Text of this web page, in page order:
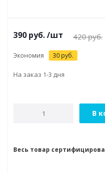
390 руб./шт 420руб.
Экономия 30 руб.
На заказ 1-3 дня
В
Весь товар